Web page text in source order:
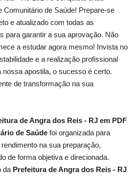
Comunitário de Saúde! Prepare-se
e atualizado com todas as
para garantir a sua aprovação. Não
a estudar agora mesmo! Invista no
e a realização profissional
apostila, o sucesso é certo.
de transformação na sua
de Angra dos Reis - RJ em PDF
de Saúde foi organizada para
na sua preparação,
de forma objetiva e direcionada.
da Prefeitura de Angra dos Reis - RJ